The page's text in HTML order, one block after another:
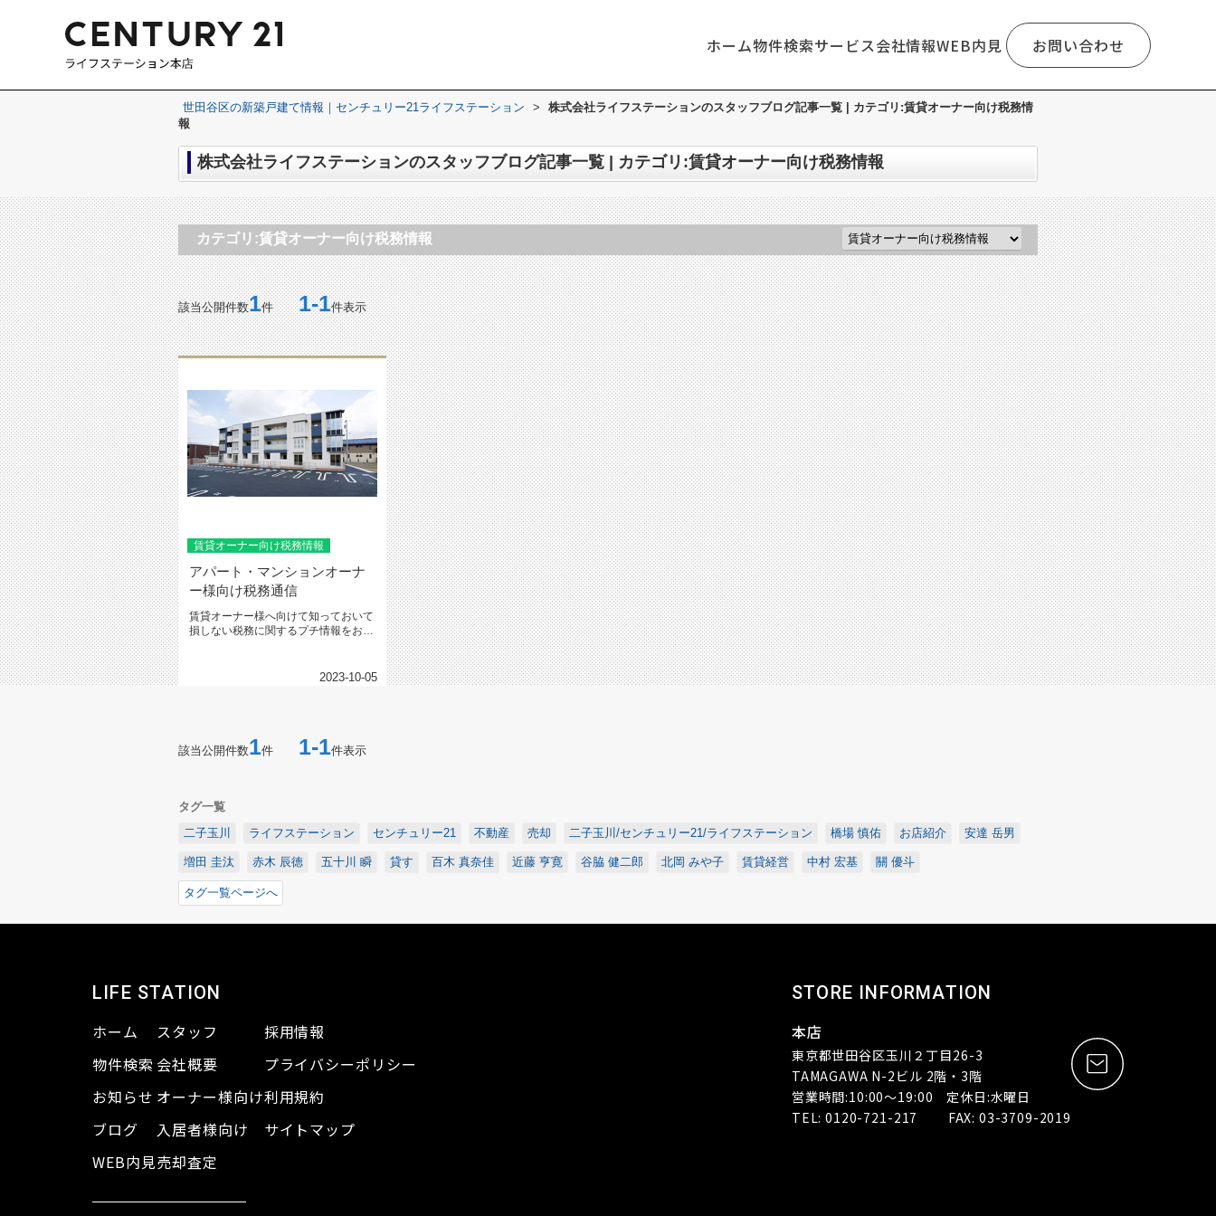
ホーム物件検索サービス会社情報WEB内見 お問い合わせ
世田谷区の新築戸建て情報｜センチュリー21ライフステーション >
株式会社ライフステーションのスタッフブログ記事一覧 | カテゴリ:賃貸オーナー向け税務情
報
株式会社ライフステーションのスタッフブログ記事一覧 | カテゴリ:賃貸オーナー向け税務情報
カテゴリ:賃貸オーナー向け税務情報
該当公開件数1件1-1件表示
賃貸オーナー向け税務情報
アパート・マンションオーナ
ー様向け税務通信
賃貸オーナー様へ向けて知っておいて
損しない税務に関するプチ情報をお届
2023-10-05
該当公開件数1件 1-1件表示
タグ一覧
二子玉川
ライフステーション センチュリー21 不動産 売却 二子玉川/センチュリー21/ライフステーション 橋場 慎佑 お店紹介 安達 岳男
増田 圭汰 赤木 辰徳 五十川 瞬 貸す 百木 真奈佳 近藤 亨寛 谷脇 健二郎 北岡 みや子 賃貸経営 中村 宏基 關 優斗
タグ一覧ページへ
LIFE STATION
ホーム
物件検索
お知らせ
ブログ
WEB内見
スタッフ
会社概要
オーナー様向け
入居者様向け
売却査定
採用情報
プライバシーポリシー
利用規約
サイトマップ
STORE INFORMATION
本店
東京都世田谷区玉川２丁目26-3
TAMAGAWA N-2ビル 2階・3階
営業時間:10:00～19:00 定休日:水曜日
TEL: 0120-721-217 FAX: 03-3709-2019